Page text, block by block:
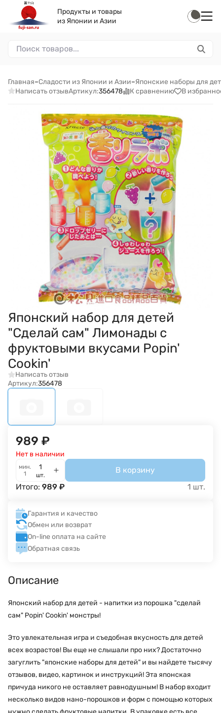
Продукты и товары
из Японии и Азии
Главная–Сладости из Японии и Азии–Японские наборы для
Написать отзывАртикул:356478 К сравнению В
Японский набор для детей
"Сделай сам" Лимонады с
фруктовыми вкусами Popin'
Cookin'
Написать отзыв
Артикул:356478
989 ₽
Нет в наличии
мин.
1
шт.
В корзину
Итого: 989 ₽ 1 шт.
Гарантия и качество
Обмен или возврат
On-line оплата на сайте
Обратная связь
Описание
Японский набор для детей - напитки из порошка "сделай
сам" Popin' Cookin' монстры!
Это увлекательная игра и съедобная вкусность для детей
всех возрастов! Вы еще не слышали про них? Достаточно
загуглить "японские наборы для детей" и вы найдете тысячу
отзывов, видео, картинок и инструкций! Эта японская
причуда никого не оставляет равнодушным! В набор входит
несколько видов нано-порошков и форм с помощью которых